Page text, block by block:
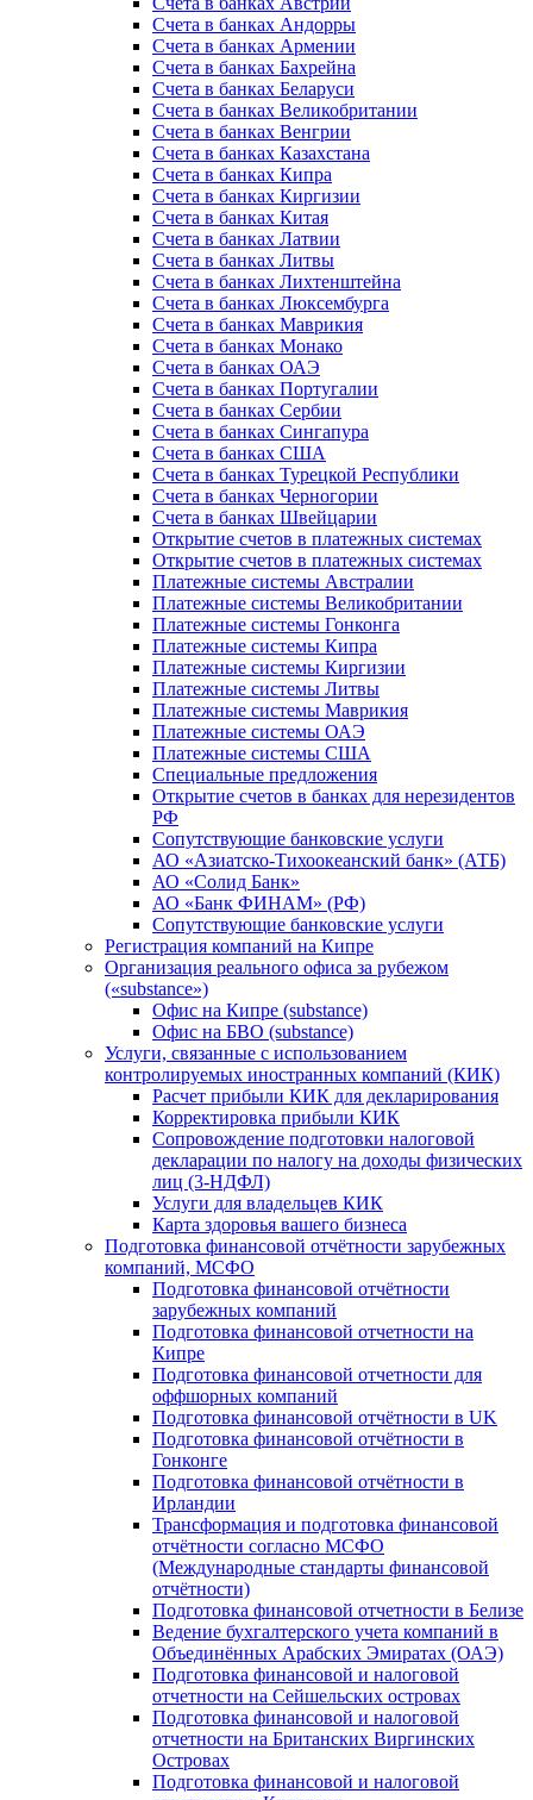
Счета в банках Андорры
Счета в банках Армении
Счета в банках Бахрейна
Счета в банках Беларуси
Счета в банках Великобритании
Счета в банках Венгрии
Счета в банках Казахстана
Счета в банках Кипра
Счета в банках Киргизии
Счета в банках Китая
Счета в банках Латвии
Счета в банках Литвы
Счета в банках Лихтенштейна
Счета в банках Люксембурга
Счета в банках Маврикия
Счета в банках Монако
Счета в банках ОАЭ
Счета в банках Португалии
Счета в банках Сербии
Счета в банках Сингапура
Счета в банках США
Счета в банках Турецкой Республики
Счета в банках Черногории
Счета в банках Швейцарии
Открытие счетов в платежных системах
Открытие счетов в платежных системах
Платежные системы Австралии
Платежные системы Великобритании
Платежные системы Гонконга
Платежные системы Кипра
Платежные системы Киргизии
Платежные системы Литвы
Платежные системы Маврикия
Платежные системы ОАЭ
Платежные системы США
Специальные предложения
Открытие счетов в банках для нерезидентов
РФ
Сопутствующие банковские услуги
АО «Азиатско-Тихоокеанский банк» (АТБ)
АО «Солид Банк»
АО «Банк ФИНАМ» (РФ)
Сопутствующие банковские услуги
Регистрация компаний на Кипре
Организация реального офиса за рубежом
(«substance»)
Офис на Кипре (substance)
Офис на БВО (substance)
Услуги, связанные с использованием
контролируемых иностранных компаний (КИК)
Расчет прибыли КИК для декларирования
Корректировка прибыли КИК
Сопровождение подготовки налоговой
декларации по налогу на доходы физических
лиц (3-НДФЛ)
Услуги для владельцев КИК
Карта здоровья вашего бизнеса
Подготовка финансовой отчётности зарубежных
компаний, МСФО
Подготовка финансовой отчётности
зарубежных компаний
Подготовка финансовой отчетности на
Кипре
Подготовка финансовой отчетности для
оффшорных компаний
Подготовка финансовой отчётности в UK
Подготовка финансовой отчётности в
Гонконге
Подготовка финансовой отчётности в
Ирландии
Трансформация и подготовка финансовой
отчётности согласно МСФО
(Международные стандарты финансовой
отчётности)
Подготовка финансовой отчетности в Белизе
Ведение бухгалтерского учета компаний в
Объединённых Арабских Эмиратах (ОАЭ)
Подготовка финансовой и налоговой
отчетности на Сейшельских островах
Подготовка финансовой и налоговой
отчетности на Британских Виргинских
Островах
Подготовка финансовой и налоговой